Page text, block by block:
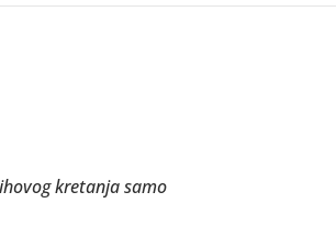
kretanja samo